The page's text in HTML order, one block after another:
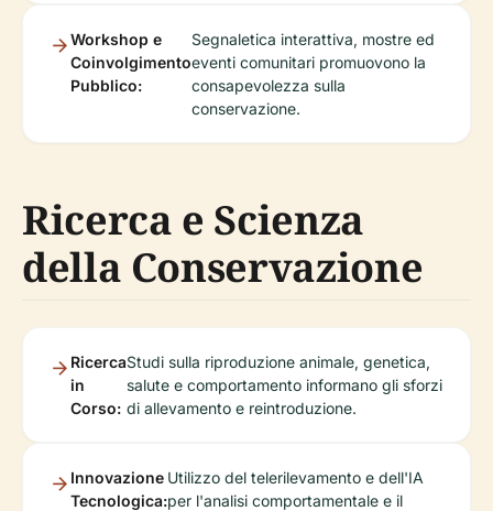
Workshop e
Coinvolgimento
Pubblico:
Segnaletica interattiva, mostre ed
eventi comunitari promuovono la
consapevolezza sulla
conservazione.
Ricerca e Scienza
della Conservazione
Ricerca
in
Corso:
Studi sulla riproduzione animale, genetica,
salute e comportamento informano gli sforzi
di allevamento e reintroduzione.
Innovazione
Tecnologica:
Utilizzo del telerilevamento e dell'IA
per l'analisi comportamentale e il